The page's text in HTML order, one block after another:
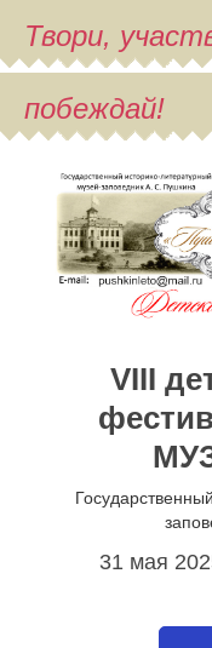
Твори,
побеждай!
VIII
31 мая